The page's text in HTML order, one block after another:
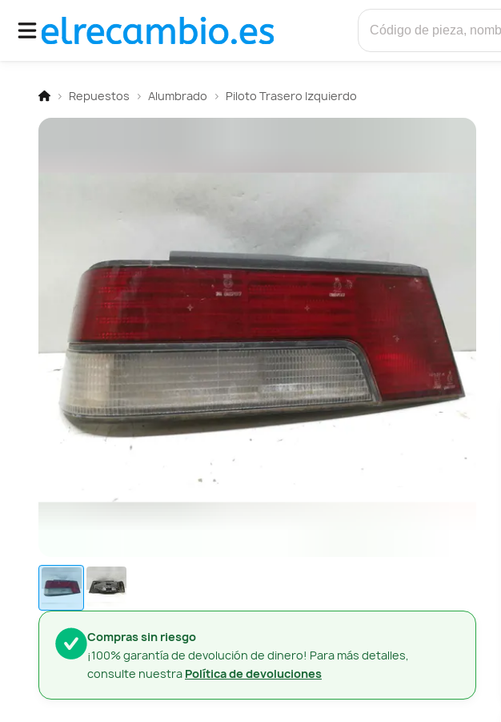
Repuestos Alumbrado Piloto Trasero Izquierdo
Compras sin riesgo
¡100% garantía de devolución de dinero! Para más detalles,
consulte nuestra Política de devoluciones